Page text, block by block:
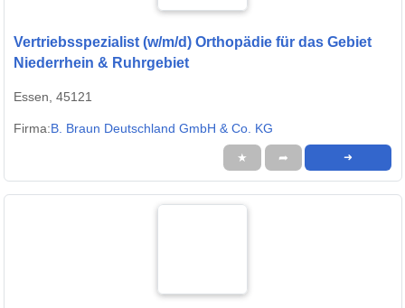
Vertriebsspezialist (w/m/d) Orthopädie für das Gebiet
Niederrhein & Ruhrgebiet
Essen, 45121
Firma:B. Braun Deutschland GmbH & Co. KG
★ ➦ ➜